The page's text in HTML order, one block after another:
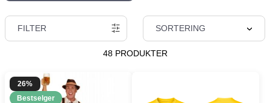
FILTER SORTERING
48 PRODUKTER
26%
Bestselger